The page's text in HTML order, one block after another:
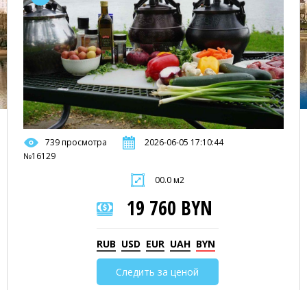
739 просмотра
2026-06-05 17:10:44
№16129
00.0 м2
19 760 BYN
RUB USD EUR UAH BYN
Следить за ценой